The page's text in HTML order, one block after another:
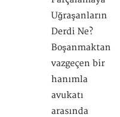
Uğraşanların
Derdi Ne?
Boşanmaktan
vazgeçen bir
hanımla
avukatı
arasında